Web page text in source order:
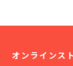
オンラインス